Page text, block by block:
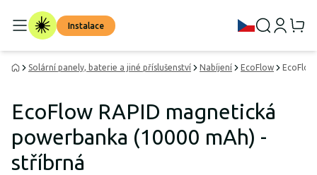
Instalace
Solární panely, baterie a jiné příslušenství Nabíjení EcoFlow
EcoFlow RAPID magnetická
powerbanka (10000 mAh) -
stříbrná